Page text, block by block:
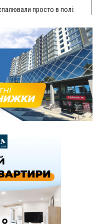
просто в полі:
пікніків: оголосили
Німецького озера
масово загинули
на 600 тисяч за
аварійні вимкнення
лікарні двох
який у Буковелі
за 8,5 тисяч
відкопали давньоруську
складних операцій